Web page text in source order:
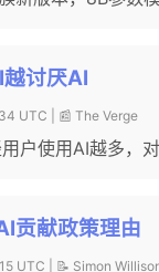
讨厌AI
UTC | 📰 The Verge
户使用AI越多，
贡献政策理由
UTC | 📝 Simon